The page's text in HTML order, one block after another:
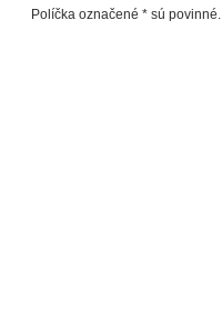
Políčka označené * sú povinné.